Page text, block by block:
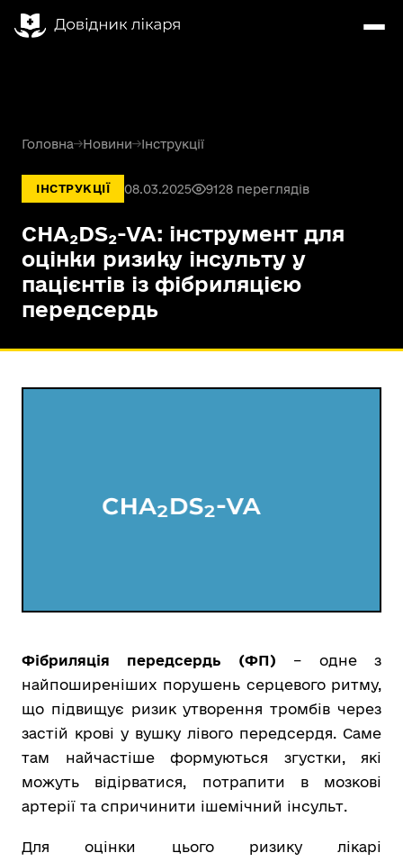
Головна→Новини→Інструкції
ІНСТРУКЦІЇ 08.03.2025 9128 переглядів
CHA₂DS₂-VA: інструмент для
оцінки ризику інсульту у
пацієнтів із фібриляцією
передсердь
Фібриляція передсердь (ФП) – одне з
найпоширеніших порушень серцевого ритму,
що підвищує ризик утворення тромбів через
застій крові у вушку лівого передсердя. Саме
там найчастіше формуються згустки, які
можуть відірватися, потрапити в мозкові
артерії та спричинити ішемічний інсульт.
Для оцінки цього ризику лікарі